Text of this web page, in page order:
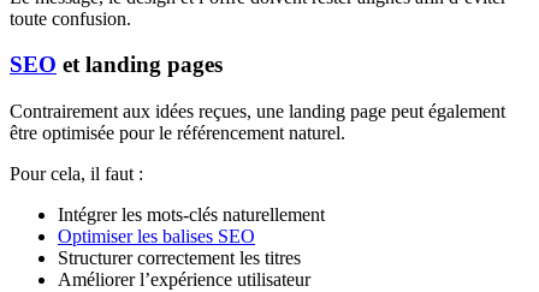
toute confusion.
SEO et landing pages
Contrairement aux idées reçues, une landing page peut également
être optimisée pour le référencement naturel.
Pour cela, il faut :
Intégrer les mots-clés naturellement
Optimiser les balises SEO
Structurer correctement les titres
Améliorer l’expérience utilisateur